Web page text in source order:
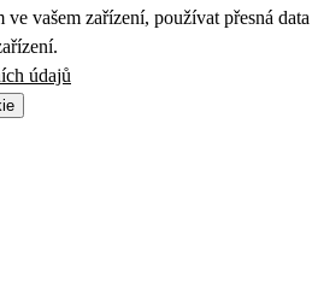
vašem zařízení, používat přesná data
údajů